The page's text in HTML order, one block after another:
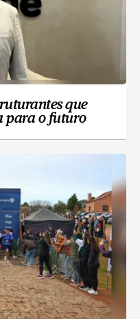
que
para o futuro